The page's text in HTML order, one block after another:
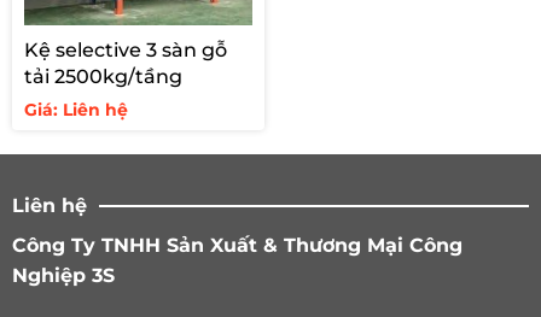
Kệ selective 3 sàn gỗ
tải 2500kg/tầng
Giá: Liên hệ
Liên hệ
Công Ty TNHH Sản Xuất & Thương Mại Công
Nghiệp 3S